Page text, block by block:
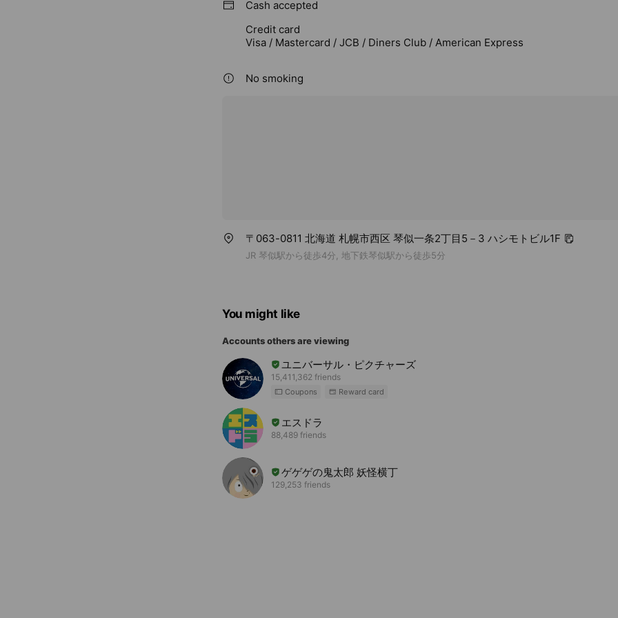
Cash accepted
Credit card
Visa / Mastercard / JCB / Diners Club / American Express
No smoking
〒063-0811 北海道 札幌市西区 琴似一条2丁目5－3 ハシモトビル1F
JR 琴似駅から徒歩4分, 地下鉄琴似駅から徒歩5分
You might like
Accounts others are viewing
ユニバーサル・ピクチャーズ
15,411,362 friends
Coupons Reward card
エスドラ
88,489 friends
ゲゲゲの鬼太郎 妖怪横丁
129,253 friends